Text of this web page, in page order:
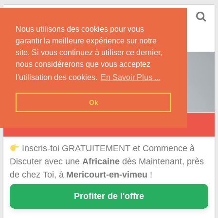
Nous utilisons des cookies pour vous
garantir la meilleure expérience sur notre
site. Si vous continuez à utiliser ce dernier,
nous considérerons que vous acceptez
l'utilisation des cookies. En Savoir Plus ...
Ok
Skip
content
Conseils et Infos pour la Rencontre d'une Belle
Africaine !
Inscris-toi GRATUITEMENT et Commence à
Discuter avec une Africainedès Maintenant, près
de chez Toi, à Mericourt-en-vimeu !
Profiter de l'offre